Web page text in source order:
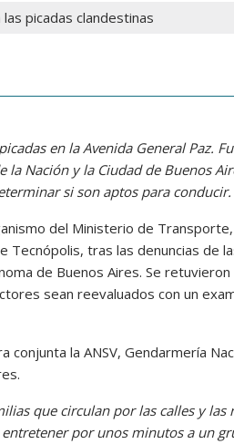
picadas clandestinas
en la Avenida General Paz.
Nación y la Ciudad de Buenos
si son aptos para conducir.
del Ministerio de Transporte,
Tecnópolis, tras las denuncias de
de Buenos Aires. Se retuvieron
sean reevaluados con un
la ANSV, Gendarmería
que circulan por las calles y las
por unos minutos a un